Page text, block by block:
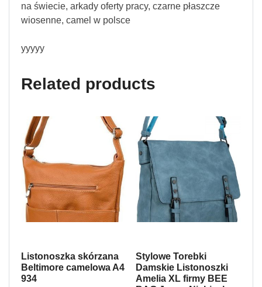
na świecie, arkady oferty pracy, czarne płaszcze
wiosenne, camel w polsce
yyyyy
Related products
Listonoszka skórzana
Beltimore camelowa A4
934
Stylowe Torebki
Damskie Listonoszki
Amelia XL firmy BEE